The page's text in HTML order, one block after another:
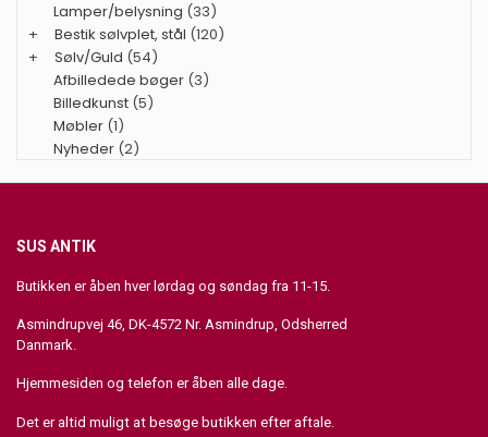
Lamper/belysning (33)
+
Bestik sølvplet, stål (120)
+
Sølv/Guld (54)
Afbilledede bøger (3)
Billedkunst (5)
Møbler (1)
Nyheder (2)
SUS ANTIK
Butikken er åben hver lørdag og søndag fra 11-15.
Asmindrupvej 46, DK-4572 Nr. Asmindrup, Odsherred
Danmark.
Hjemmesiden og telefon er åben alle dage.
Det er altid muligt at besøge butikken efter aftale.